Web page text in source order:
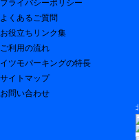
プライバシーポリシー
よくあるご質問
お役立ちリンク集
ご利用の流れ
イツモパーキングの特長
サイトマップ
お問い合わせ